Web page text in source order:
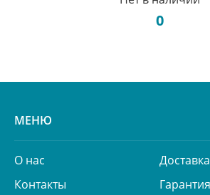
0
МЕНЮ
О нас
Контакты